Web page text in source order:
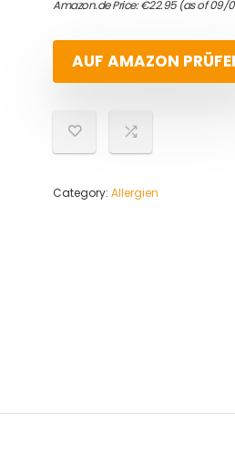
Amazon.de Price:€22.95(as of 09/
AUF AMAZON
Category: Allergien